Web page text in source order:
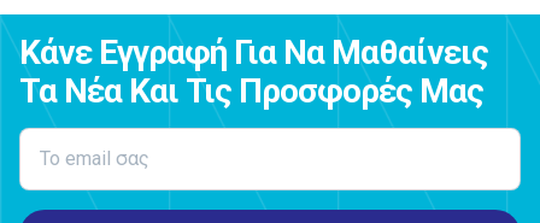
Κάνε Εγγραφή Για Να Μαθαίνεις
Τα Νέα Και Τις Προσφορές Μας